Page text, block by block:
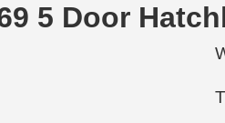
5 Door